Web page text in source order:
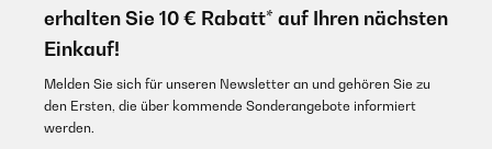
erhalten Sie 10 € Rabatt* auf Ihren nächsten
Einkauf!
Melden Sie sich für unseren Newsletter an und gehören Sie zu
den Ersten, die über kommende Sonderangebote informiert
werden.